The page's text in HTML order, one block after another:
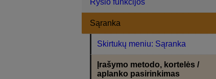
Ryšio funkcijos
Sąranka
Skirtukų meniu: Sąranka
Įrašymo metodo, kortelės /
aplanko pasirinkimas